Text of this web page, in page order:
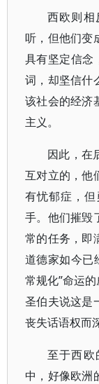
西欧则相
听，但他们变
具有坚定信念
词，却坚信什
该社会的经济
主义。
因此，在
互对立的，他
有忧郁症，
手。他们摧毁
常的任务，即
道德家如今已
常规化”命运
圣伯夫说这是
丧失话语权而
至于西欧
中，好像欧洲